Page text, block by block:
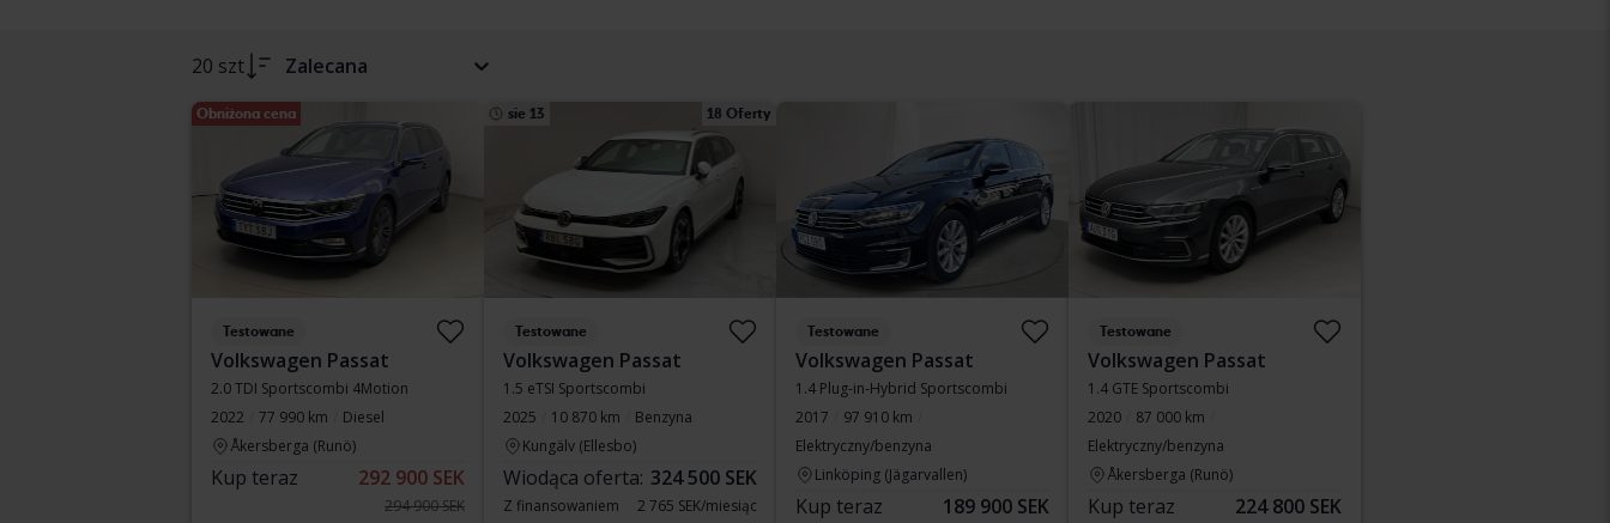
20 szt Zalecana
Obniżona cena
Testowane
Volkswagen Passat
2.0 TDI Sportscombi 4Motion
2022
77 990 km
Diesel
Åkersberga (Runö)
Kup teraz 292 900 SEK
294 900 SEK
sie 13 18 Oferty
Testowane
Volkswagen Passat
1.5 eTSI Sportscombi
2025
10 870 km
Benzyna
Kungälv (Ellesbo)
Wiodąca oferta: 324 500 SEK
Z finansowaniem 2 765 SEK/miesiąc
Testowane
Volkswagen Passat
1.4 Plug-in-Hybrid Sportscombi
2017
97 910 km
Elektryczny/benzyna
Linköping (Jägarvallen)
Kup teraz 189 900 SEK
Testowane
Volkswagen Passat
1.4 GTE Sportscombi
2020
87 000 km
Elektryczny/benzyna
Åkersberga (Runö)
Kup teraz 224 800 SEK